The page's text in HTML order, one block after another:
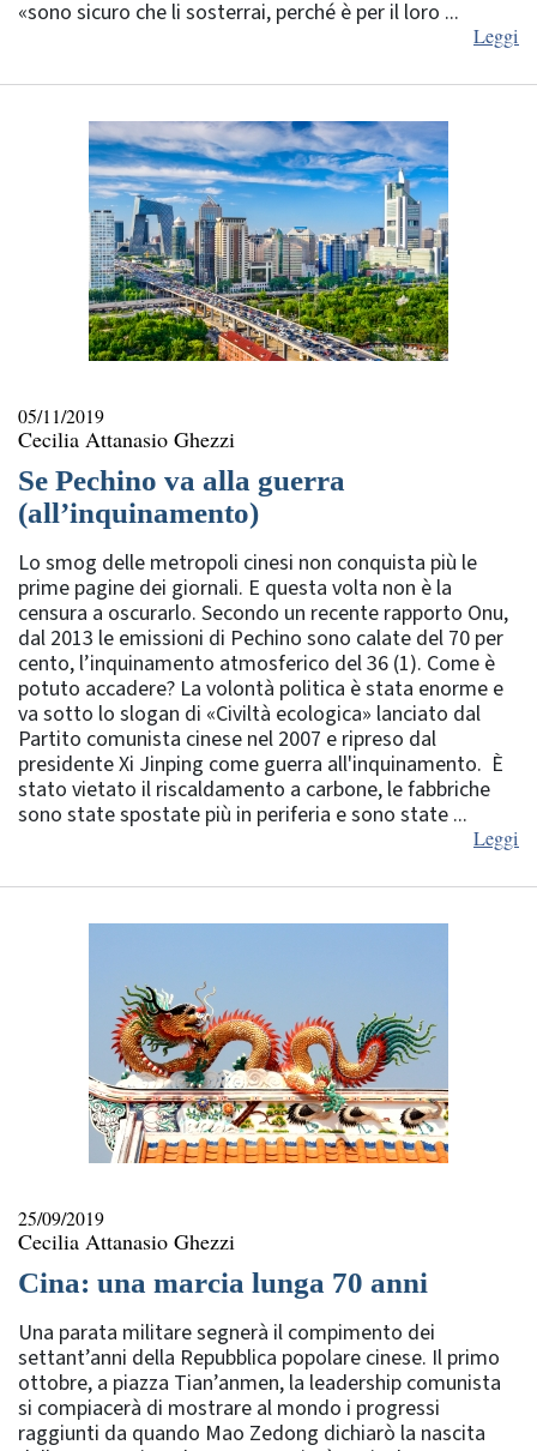
«sono sicuro che li sosterrai, perché è per il loro ...
Leggi
05/11/2019
Cecilia Attanasio Ghezzi
Se Pechino va alla guerra
(all’inquinamento)
Lo smog delle metropoli cinesi non conquista più le
prime pagine dei giornali. E questa volta non è la
censura a oscurarlo. Secondo un recente rapporto Onu,
dal 2013 le emissioni di Pechino sono calate del 70 per
cento, l’inquinamento atmosferico del 36 (1). Come è
potuto accadere? La volontà politica è stata enorme e
va sotto lo slogan di «Civiltà ecologica» lanciato dal
Partito comunista cinese nel 2007 e ripreso dal
presidente Xi Jinping come guerra all'inquinamento. È
stato vietato il riscaldamento a carbone, le fabbriche
sono state spostate più in periferia e sono state ...
Leggi
25/09/2019
Cecilia Attanasio Ghezzi
Cina: una marcia lunga 70 anni
Una parata militare segnerà il compimento dei
settant’anni della Repubblica popolare cinese. Il primo
ottobre, a piazza Tian’anmen, la leadership comunista
si compiacerà di mostrare al mondo i progressi
raggiunti da quando Mao Zedong dichiarò la nascita